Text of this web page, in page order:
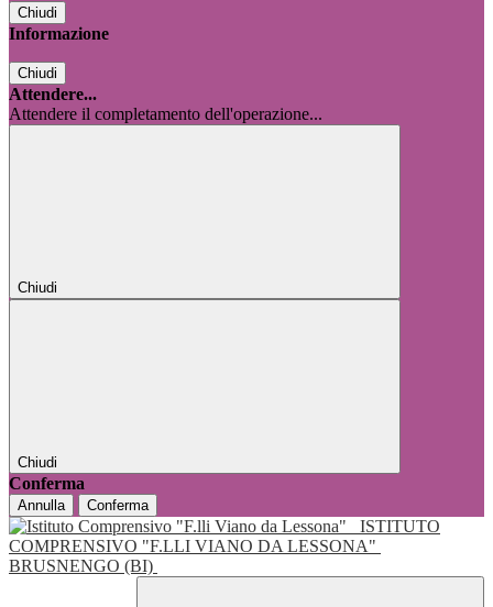
Chiudi
Informazione
Chiudi
Attendere...
Attendere il completamento dell'operazione...
Chiudi
Chiudi
Conferma
Annulla Conferma
ISTITUTO
COMPRENSIVO "F.LLI VIANO DA LESSONA"
BRUSNENGO (BI)